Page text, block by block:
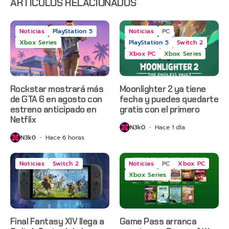
Noticias
PlayStation 5
Xbox Series
Rockstar mostrará más
de GTA 6 en agosto con
estreno anticipado en
Netflix
N3k0 Hace 6 horas
Noticias
PC
PlayStation 5
Switch 2
Xbox PC
Xbox Series
Moonlighter 2 ya tiene
fecha y puedes quedarte
gratis con el primero
N3k0 Hace 1 día
Noticias Switch 2
Final Fantasy XIV llega a
Noticias PC
Xbox PC
Xbox Series
Game Pass arranca